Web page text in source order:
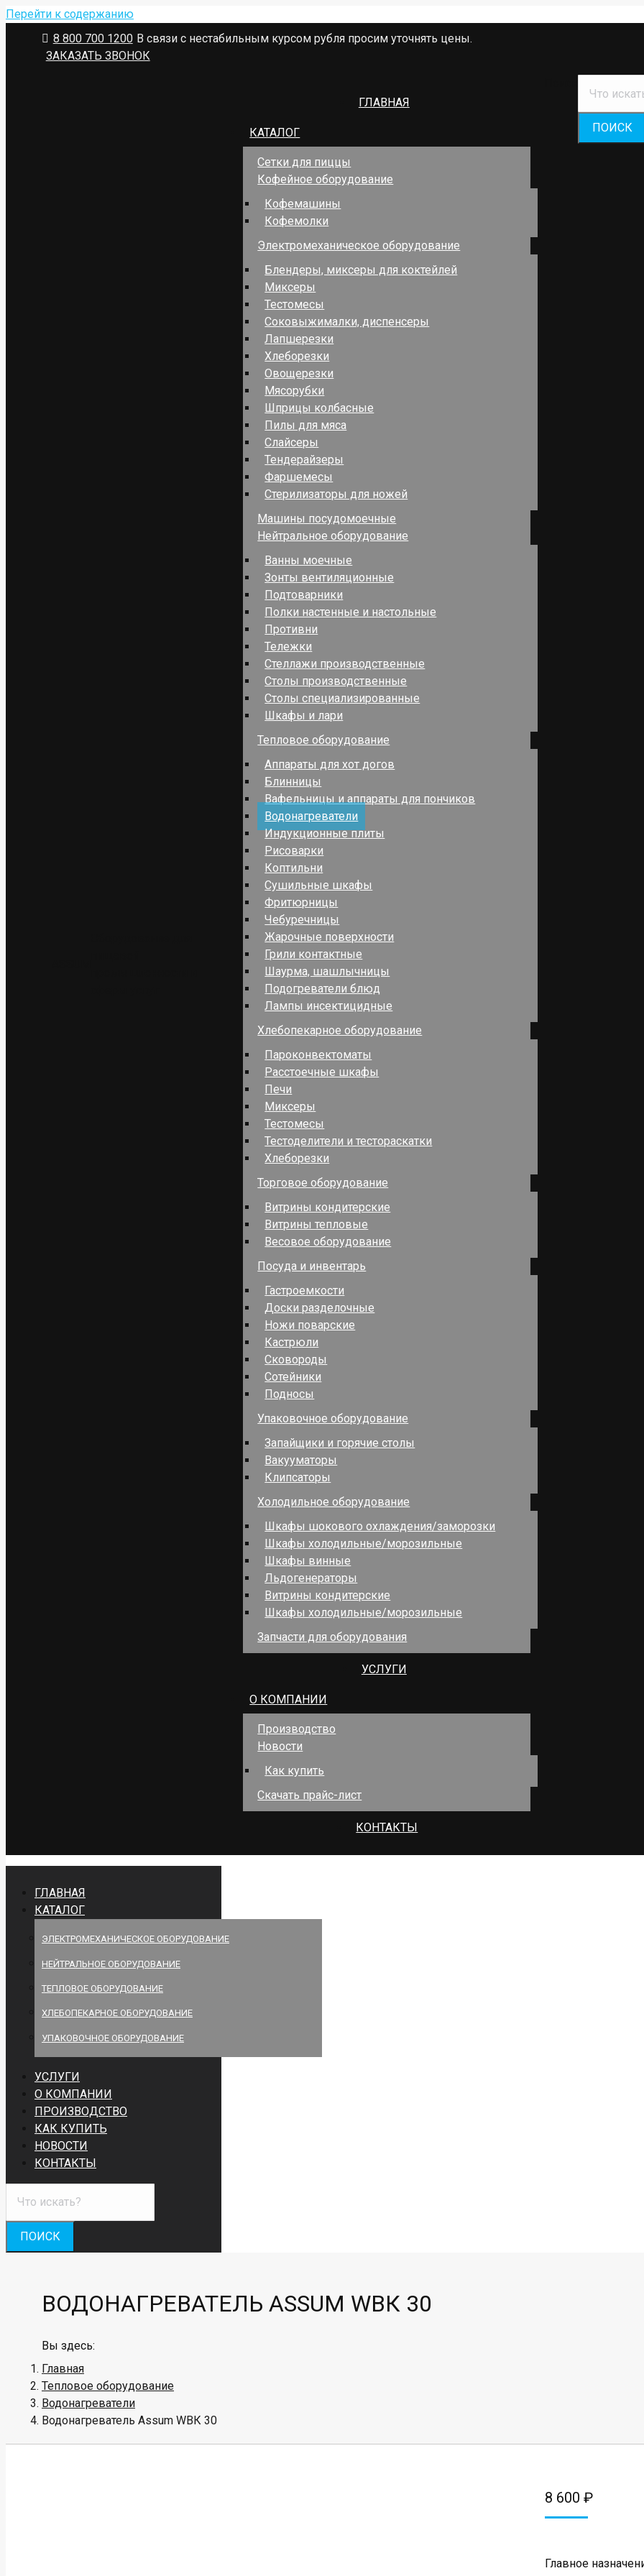
Перейти к содержанию
8 800 700 1200 В связи с нестабильным курсом рубля просим уточнять цены.
ЗАКАЗАТЬ ЗВОНОК
ГЛАВНАЯ
КАТАЛОГ
Сетки для пиццы
Кофейное оборудование
Кофемашины
Кофемолки
Электромеханическое оборудование
Блендеры, миксеры для коктейлей
Миксеры
Тестомесы
Соковыжималки, диспенсеры
Лапшерезки
Хлеборезки
Овощерезки
Мясорубки
Шприцы колбасные
Пилы для мяса
Слайсеры
Тендерайзеры
Фаршемесы
Стерилизаторы для ножей
Машины посудомоечные
Нейтральное оборудование
Ванны моечные
Зонты вентиляционные
Подтоварники
Полки настенные и настольные
Противни
Тележки
Стеллажи производственные
Столы производственные
Столы специализированные
Шкафы и лари
Тепловое оборудование
Аппараты для хот догов
Блинницы
Вафельницы и аппараты для пончиков
Водонагреватели
Индукционные плиты
Рисоварки
Коптильни
Сушильные шкафы
Фритюрницы
Чебуречницы
Жарочные поверхности
Грили контактные
Шаурма, шашлычницы
Подогреватели блюд
Лампы инсектицидные
Хлебопекарное оборудование
Пароконвектоматы
Расстоечные шкафы
Печи
Миксеры
Тестомесы
Тестоделители и тестораскатки
Хлеборезки
Торговое оборудование
Витрины кондитерские
Витрины тепловые
Весовое оборудование
Посуда и инвентарь
Гастроемкости
Доски разделочные
Ножи поварские
Кастрюли
Сковороды
Сотейники
Подносы
Упаковочное оборудование
Запайщики и горячие столы
Вакууматоры
Клипсаторы
Холодильное оборудование
Шкафы шокового охлаждения/заморозки
Шкафы холодильные/морозильные
Шкафы винные
Льдогенераторы
Витрины кондитерские
Шкафы холодильные/морозильные
Запчасти для оборудования
УСЛУГИ
О КОМПАНИИ
Производство
Новости
Как купить
Скачать прайс-лист
КОНТАКТЫ
ГЛАВНАЯ
КАТАЛОГ
ЭЛЕКТРОМЕХАНИЧЕСКОЕ ОБОРУДОВАНИЕ
НЕЙТРАЛЬНОЕ ОБОРУДОВАНИЕ
ТЕПЛОВОЕ ОБОРУДОВАНИЕ
ХЛЕБОПЕКАРНОЕ ОБОРУДОВАНИЕ
УПАКОВОЧНОЕ ОБОРУДОВАНИЕ
УСЛУГИ
О КОМПАНИИ
ПРОИЗВОДСТВО
КАК КУПИТЬ
НОВОСТИ
КОНТАКТЫ
ВОДОНАГРЕВАТЕЛЬ ASSUM WBК 30
Вы здесь:
Главная
Тепловое оборудование
Водонагреватели
Водонагреватель Assum WBК 30
8 600 ₽
Главное